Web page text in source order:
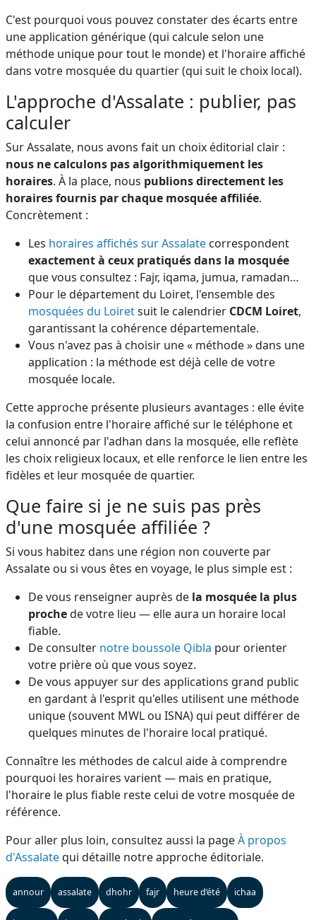
C'est pourquoi vous pouvez constater des écarts entre
une application générique (qui calcule selon une
méthode unique pour tout le monde) et l'horaire affiché
dans votre mosquée du quartier (qui suit le choix local).
L'approche d'Assalate : publier, pas
calculer
Sur Assalate, nous avons fait un choix éditorial clair :
nous ne calculons pas algorithmiquement les
horaires. À la place, nous publions directement les
horaires fournis par chaque mosquée affiliée.
Concrètement :
Les horaires affichés sur Assalate correspondent
exactement à ceux pratiqués dans la mosquée
que vous consultez : Fajr, iqama, jumua, ramadan…
Pour le département du Loiret, l'ensemble des
mosquées du Loiretsuit le calendrier CDCM Loiret,
garantissant la cohérence départementale.
Vous n'avez pas à choisir une « méthode » dans une
application : la méthode est déjà celle de votre
mosquée locale.
Cette approche présente plusieurs avantages : elle évite
la confusion entre l'horaire affiché sur le téléphone et
celui annoncé par l'adhan dans la mosquée, elle reflète
les choix religieux locaux, et elle renforce le lien entre les
fidèles et leur mosquée de quartier.
Que faire si je ne suis pas près
d'une mosquée affiliée ?
Si vous habitez dans une région non couverte par
Assalate ou si vous êtes en voyage, le plus simple est :
De vous renseigner auprès de la mosquée la plus
prochede votre lieu — elle aura un horaire local
fiable.
De consulter notre boussole Qibla pour orienter
votre prière où que vous soyez.
De vous appuyer sur des applications grand public
en gardant à l'esprit qu'elles utilisent une méthode
unique (souvent MWL ou ISNA) qui peut différer de
quelques minutes de l'horaire local pratiqué.
Connaître les méthodes de calcul aide à comprendre
pourquoi les horaires varient — mais en pratique,
l'horaire le plus fiable reste celui de votre mosquée de
référence.
Pour aller plus loin, consultez aussi la pageÀ propos
d'Assalatequi détaille notre approche éditoriale.
annour assalate dhohr fajr heure d’été ichaa